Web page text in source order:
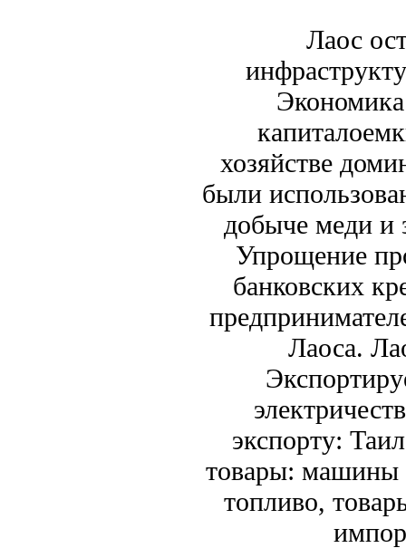
Лаос
Экономика
хозяйстве
были
добыче меди и
Упрощение
банковских
Лаоса.
экспорту:
товары: машины
топливо,